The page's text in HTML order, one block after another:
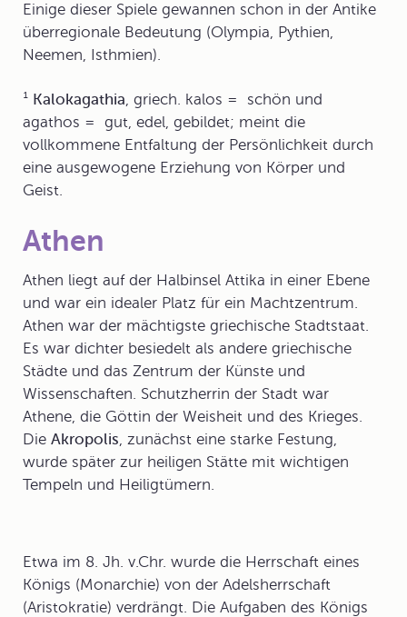
Einige dieser Spiele gewannen schon in der Antike
überregionale Bedeutung (Olympia, Pythien,
Neemen, Isthmien).
¹ Kalokagathia, griech. kalos = schön und
agathos = gut, edel, gebildet; meint die
vollkommene Entfaltung der Persönlichkeit durch
eine ausgewogene Erziehung von Körper und
Geist.
Athen
Athen liegt auf der Halbinsel Attika in einer Ebene
und war ein idealer Platz für ein Machtzentrum.
Athen war der mächtigste griechische Stadtstaat.
Es war dichter besiedelt als andere griechische
Städte und das Zentrum der Künste und
Wissenschaften. Schutzherrin der Stadt war
Athene, die Göttin der Weisheit und des Krieges.
Die Akropolis, zunächst eine starke Festung,
wurde später zur heiligen Stätte mit wichtigen
Tempeln und Heiligtümern.
Etwa im 8. Jh. v.Chr. wurde die Herrschaft eines
Königs (Monarchie) von der Adelsherrschaft
(Aristokratie) verdrängt. Die Aufgaben des Königs